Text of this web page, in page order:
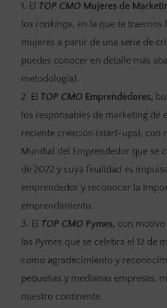
El TOP CMO Mujeres de
los rankings, en la que te traemos
mujeres a partir de una serie de
puedes conocer en detalle más
metodología).
El TOP CMO Emprendedores,
los responsables de marketing de
reciente creación (start-ups), con
Mundial del Emprendedor que se
de 2022 y cuya finalidad es
emprendedor y reconocer la
emprendimiento.
El TOP CMO Pymes, con motivo
las Pymes que se celebra el 12 de
como agradecimiento y
pequeñas y medianas empresas,
nuestro continente.